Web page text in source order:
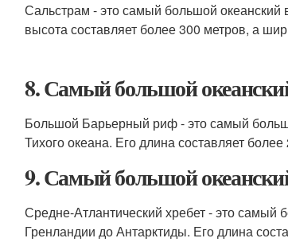
Сальстрам - это самый большой
высота составляет более 300 метров, а
8. Самый большой
Большой Барьерный риф - это самый
Тихого океана. Его длина составляет
9. Самый большой
Средне-Атлантический хребет - это самый
Гренландии до Антарктиды. Его длина